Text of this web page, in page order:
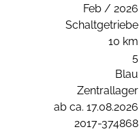
Feb / 2026
Schaltgetriebe
10 km
5
Blau
Zentrallager
ab ca. 17.08.2026
2017-374868